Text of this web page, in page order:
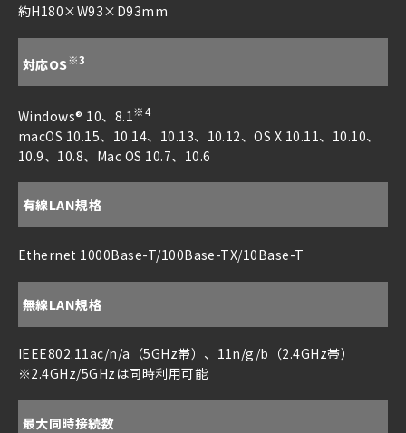
約H180×W93×D93mm
対応OS※3
Windows® 10、8.1※4
macOS 10.15、10.14、10.13、10.12、OS X 10.11、10.10、
10.9、10.8、Mac OS 10.7、10.6
有線LAN規格
Ethernet 1000Base-T/100Base-TX/10Base-T
無線LAN規格
IEEE802.11ac/n/a（5GHz帯）、11n/g/b（2.4GHz帯）
※2.4GHz/5GHzは同時利用可能
最大同時接続数